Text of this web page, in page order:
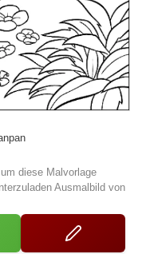
diese Malvorlage
Ausmalbild von